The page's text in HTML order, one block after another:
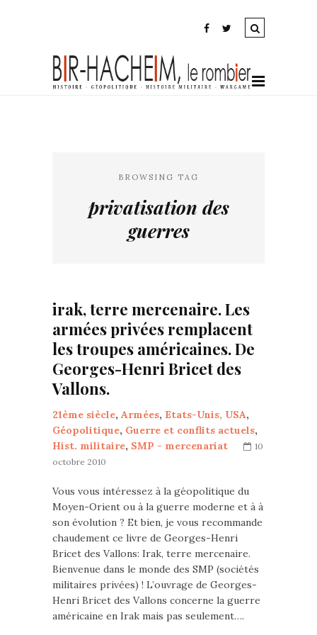
BROWSING TAG
privatisation des
guerres
irak, terre mercenaire. Les
armées privées remplacent
les troupes américaines. De
Georges-Henri Bricet des
Vallons.
21ème siècle, Armées, Etats-Unis, USA,
Géopolitique, Guerre et conflits actuels,
Hist. militaire, SMP - mercenariat
10
octobre 2010
Vous vous intéressez à la géopolitique du
Moyen-Orient ou à la guerre moderne et à à
son évolution ? Et bien, je vous recommande
chaudement ce livre de Georges-Henri
Bricet des Vallons: Irak, terre mercenaire.
Bienvenue dans le monde des SMP (sociétés
militaires privées) ! L’ouvrage de Georges-
Henri Bricet des Vallons concerne la guerre
américaine en Irak mais pas seulement….